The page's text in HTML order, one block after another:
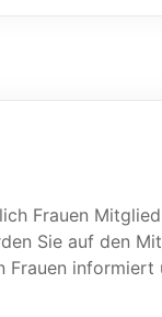
Frauen
Sie auf den
Frauen informiert